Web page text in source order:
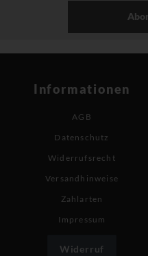
Informationen
AGB
Datenschutz
Widerrufsrecht
Versandhinweise
Zahlarten
Impressum
Widerruf